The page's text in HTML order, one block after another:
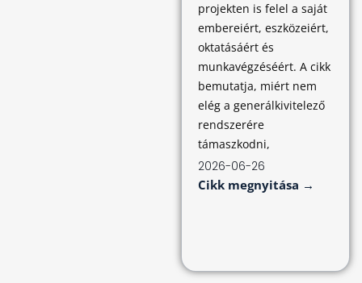
projekten is felel a saját
embereiért, eszközeiért,
oktatásáért és
munkavégzéséért. A cikk
bemutatja, miért nem
elég a generálkivitelező
rendszerére
támaszkodni,
2026-06-26
Cikk megnyitása →